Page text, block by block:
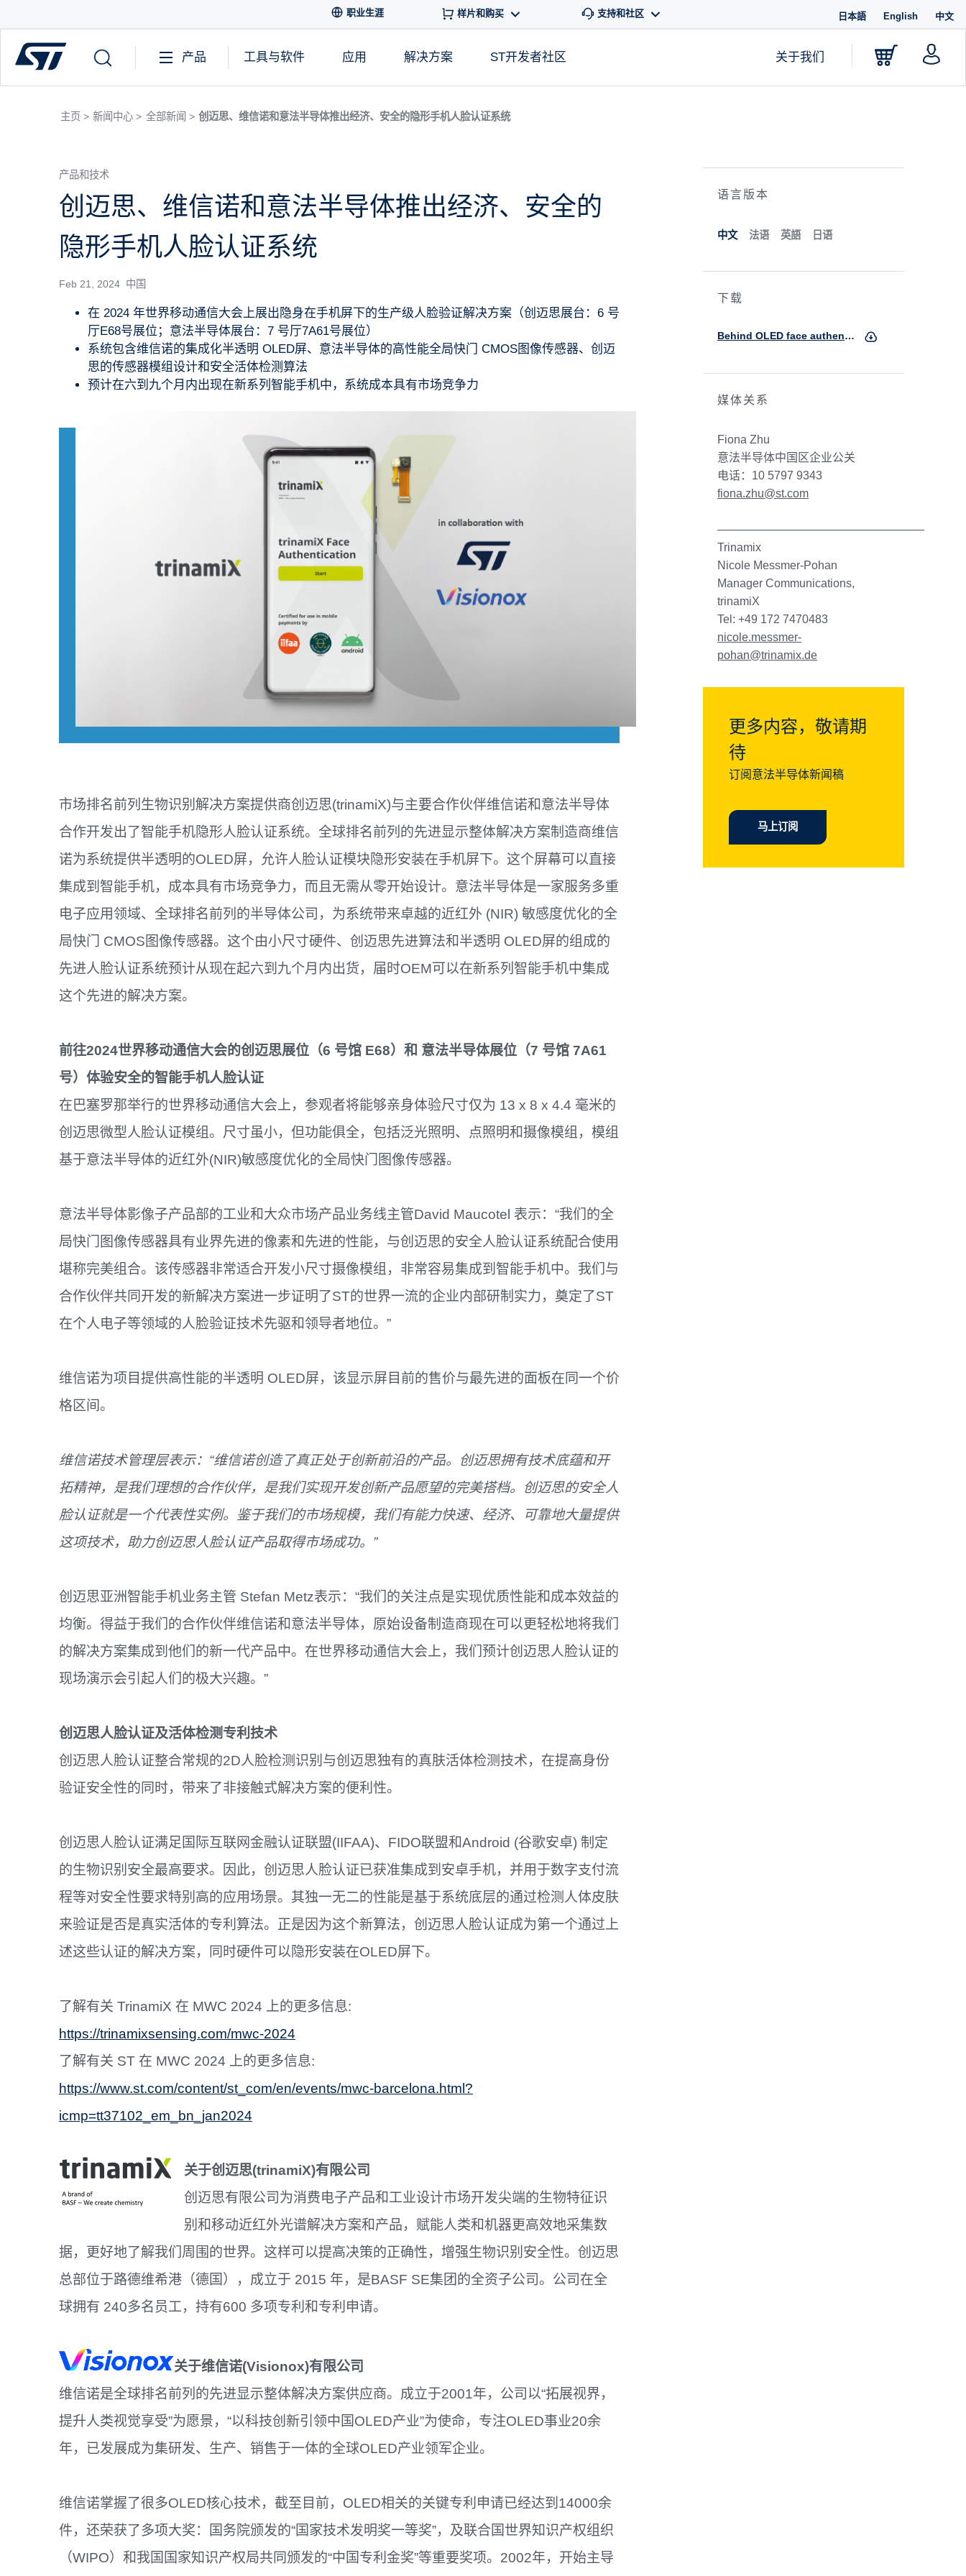
职业生涯 样片和购买 支持和社区 日本語 English 中文
产品 工具与软件 应用 解决方案 ST开发者社区 关于我们
主页 > 新闻中心 > 全部新闻 > 创迈思、维信诺和意法半导体推出经济、安全的隐形手机人脸认证系统
产品和技术
创迈思、维信诺和意法半导体推出经济、安全的
隐形手机人脸认证系统
Feb 21, 2024 中国
在 2024 年世界移动通信大会上展出隐身在手机屏下的生产级人脸验证解决方案（创迈思展台：6 号
厅E68号展位；意法半导体展台：7 号厅7A61号展位）
系统包含维信诺的集成化半透明 OLED屏、意法半导体的高性能全局快门 CMOS图像传感器、创迈
思的传感器模组设计和安全活体检测算法
预计在六到九个月内出现在新系列智能手机中，系统成本具有市场竞争力
市场排名前列生物识别解决方案提供商创迈思(trinamiX)与主要合作伙伴维信诺和意法半导体
合作开发出了智能手机隐形人脸认证系统。全球排名前列的先进显示整体解决方案制造商维信
诺为系统提供半透明的OLED屏，允许人脸认证模块隐形安装在手机屏下。这个屏幕可以直接
集成到智能手机，成本具有市场竞争力，而且无需从零开始设计。意法半导体是一家服务多重
电子应用领域、全球排名前列的半导体公司，为系统带来卓越的近红外 (NIR) 敏感度优化的全
局快门 CMOS图像传感器。这个由小尺寸硬件、创迈思先进算法和半透明 OLED屏的组成的
先进人脸认证系统预计从现在起六到九个月内出货，届时OEM可以在新系列智能手机中集成
这个先进的解决方案。
前往2024世界移动通信大会的创迈思展位（6 号馆 E68）和 意法半导体展位（7 号馆 7A61
号）体验安全的智能手机人脸认证
在巴塞罗那举行的世界移动通信大会上，参观者将能够亲身体验尺寸仅为 13 x 8 x 4.4 毫米的
创迈思微型人脸认证模组。尺寸虽小，但功能俱全，包括泛光照明、点照明和摄像模组，模组
基于意法半导体的近红外(NIR)敏感度优化的全局快门图像传感器。
意法半导体影像子产品部的工业和大众市场产品业务线主管David Maucotel 表示：“我们的全
局快门图像传感器具有业界先进的像素和先进的性能，与创迈思的安全人脸认证系统配合使用
堪称完美组合。该传感器非常适合开发小尺寸摄像模组，非常容易集成到智能手机中。我们与
合作伙伴共同开发的新解决方案进一步证明了ST的世界一流的企业内部研制实力，奠定了ST
在个人电子等领域的人脸验证技术先驱和领导者地位。”
维信诺为项目提供高性能的半透明 OLED屏，该显示屏目前的售价与最先进的面板在同一个价
格区间。
维信诺技术管理层表示： “维信诺创造了真正处于创新前沿的产品。创迈思拥有技术底蕴和开
拓精神，是我们理想的合作伙伴，是我们实现开发创新产品愿望的完美搭档。创迈思的安全人
脸认证就是一个代表性实例。鉴于我们的市场规模，我们有能力快速、经济、可靠地大量提供
这项技术，助力创迈思人脸认证产品取得市场成功。 ”
创迈思亚洲智能手机业务主管 Stefan Metz表示：“我们的关注点是实现优质性能和成本效益的
均衡。得益于我们的合作伙伴维信诺和意法半导体，原始设备制造商现在可以更轻松地将我们
的解决方案集成到他们的新一代产品中。在世界移动通信大会上，我们预计创迈思人脸认证的
现场演示会引起人们的极大兴趣。”
创迈思人脸认证及活体检测专利技术
创迈思人脸认证整合常规的2D人脸检测识别与创迈思独有的真肤活体检测技术，在提高身份
验证安全性的同时，带来了非接触式解决方案的便利性。
创迈思人脸认证满足国际互联网金融认证联盟(IIFAA)、FIDO联盟和Android (谷歌安卓) 制定
的生物识别安全最高要求。因此，创迈思人脸认证已获准集成到安卓手机，并用于数字支付流
程等对安全性要求特别高的应用场景。其独一无二的性能是基于系统底层的通过检测人体皮肤
来验证是否是真实活体的专利算法。正是因为这个新算法，创迈思人脸认证成为第一个通过上
述这些认证的解决方案，同时硬件可以隐形安装在OLED屏下。
了解有关 TrinamiX 在 MWC 2024 上的更多信息:
https://trinamixsensing.com/mwc-2024
了解有关 ST 在 MWC 2024 上的更多信息:
https://www.st.com/content/st_com/en/events/mwc-barcelona.html?
icmp=tt37102_em_bn_jan2024
关于创迈思(trinamiX)有限公司
创迈思有限公司为消费电子产品和工业设计市场开发尖端的生物特征识
别和移动近红外光谱解决方案和产品，赋能人类和机器更高效地采集数
据，更好地了解我们周围的世界。这样可以提高决策的正确性，增强生物识别安全性。创迈思
总部位于路德维希港（德国），成立于 2015 年，是BASF SE集团的全资子公司。公司在全
球拥有 240多名员工，持有600 多项专利和专利申请。
关于维信诺(Visionox)有限公司
维信诺是全球排名前列的先进显示整体解决方案供应商。成立于2001年，公司以“拓展视界，
提升人类视觉享受”为愿景，“以科技创新引领中国OLED产业”为使命，专注OLED事业20余
年，已发展成为集研发、生产、销售于一体的全球OLED产业领军企业。
维信诺掌握了很多OLED核心技术，截至目前，OLED相关的关键专利申请已经达到14000余
件，还荣获了多项大奖：国务院颁发的“国家技术发明奖一等奖”，及联合国世界知识产权组织
（WIPO）和我国国家知识产权局共同颁发的“中国专利金奖”等重要奖项。2002年，开始主导
语言版本
中文 法语 英語 日语
下载
Behind OLED face authentication
媒体关系
Fiona Zhu
意法半导体中国区企业公关
电话：10 5797 9343
fiona.zhu@st.com
——————————————————
Trinamix
Nicole Messmer-Pohan
Manager Communications,
trinamiX
Tel: +49 172 7470483
nicole.messmer-
pohan@trinamix.de
更多内容，敬请期
待
订阅意法半导体新闻稿
马上订阅